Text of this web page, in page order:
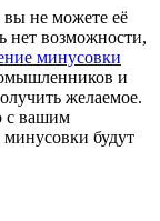
не можете её
нет возможности,
минусовки
и
желаемое.
с вашим
минусовки будут